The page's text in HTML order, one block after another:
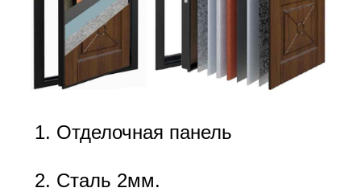
Отделочная панель
Сталь 2мм.